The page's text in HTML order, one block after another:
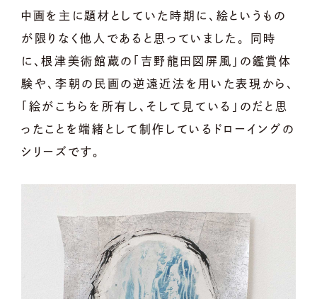
中画を主に題材としていた時期に、絵というもの
が限りなく他人であると思っていました。 同時
に、根津美術館蔵の「吉野龍田図屏風」の鑑賞体
験や、李朝の民画の逆遠近法を用いた表現から、
「絵がこちらを所有し、そして見ている」のだと思
ったことを端緒として制作しているドローイングの
シリーズです。